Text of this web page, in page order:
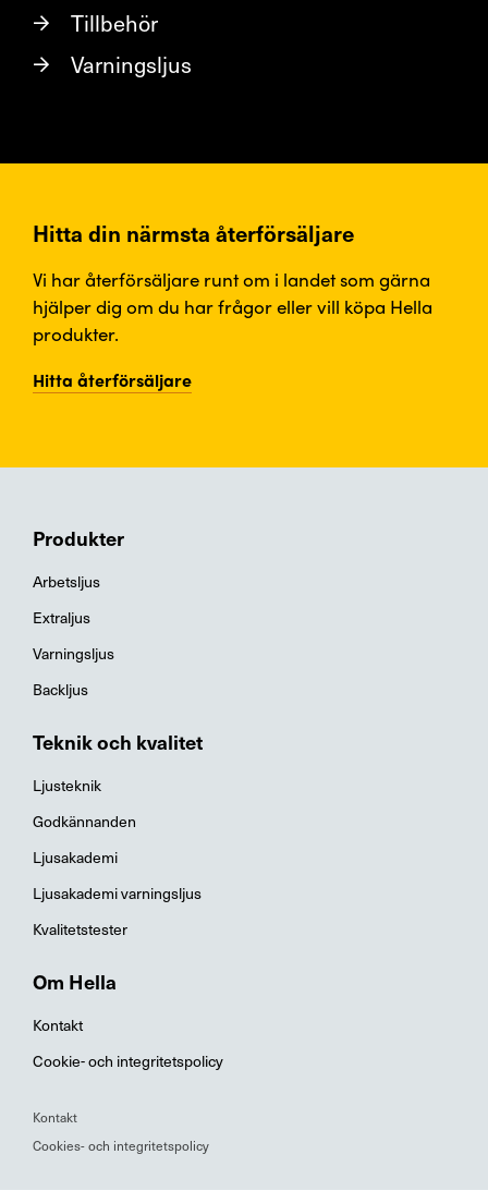
Tillbehör
Varningsljus
Produkter
Arbetsljus
Extraljus
Varningsljus
Backljus
Teknik och kvalitet
Ljusteknik
Godkännanden
Ljusakademi
Ljusakademi varningsljus
Kvalitetstester
Om Hella
Kontakt
Cookie- och integritetspolicy
Kontakt
Cookies- och integritetspolicy
Hitta din närmsta återförsäljare
Vi har återförsäljare runt om i landet som gärna
hjälper dig om du har frågor eller vill köpa Hella
produkter.
Hitta återförsäljare